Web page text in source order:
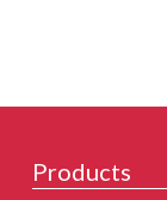
Products